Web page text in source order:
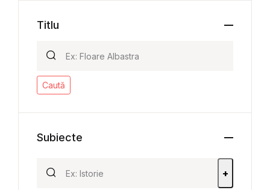
Titlu
Caută
Subiecte
+